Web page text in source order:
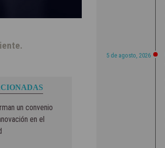
un convenio
en el
5 de agosto, 2026